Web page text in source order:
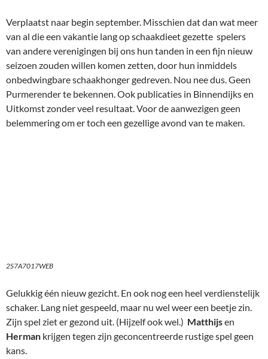
Verplaatst naar begin september. Misschien dat dan wat meer
van al die een vakantie lang op schaakdieet gezette spelers
van andere verenigingen bij ons hun tanden in een fijn nieuw
seizoen zouden willen komen zetten, door hun inmiddels
onbedwingbare schaakhonger gedreven. Nou nee dus. Geen
Purmerender te bekennen. Ook publicaties in Binnendijks en
Uitkomst zonder veel resultaat. Voor de aanwezigen geen
belemmering om er toch een gezellige avond van te maken.
2S7A7017WEB
Gelukkig één nieuw gezicht. En ook nog een heel verdienstelijk
schaker. Lang niet gespeeld, maar nu wel weer een beetje zin.
Zijn spel ziet er gezond uit. (Hijzelf ook wel.) Matthijsen
Herman krijgen tegen zijn geconcentreerde rustige spel geen
kans.